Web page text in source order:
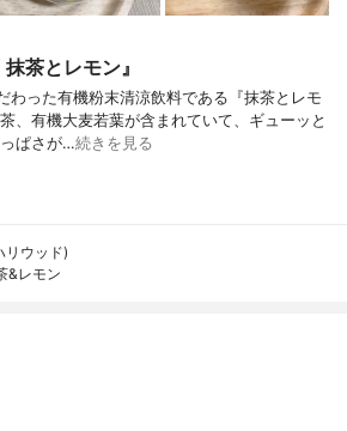
茶とレモン』
わった有機粉末清涼飲料である『抹茶とレモ
、有機大麦若葉が含まれていて、ギューッと
ぱさが…続きを見る
リウッド)
&レモン